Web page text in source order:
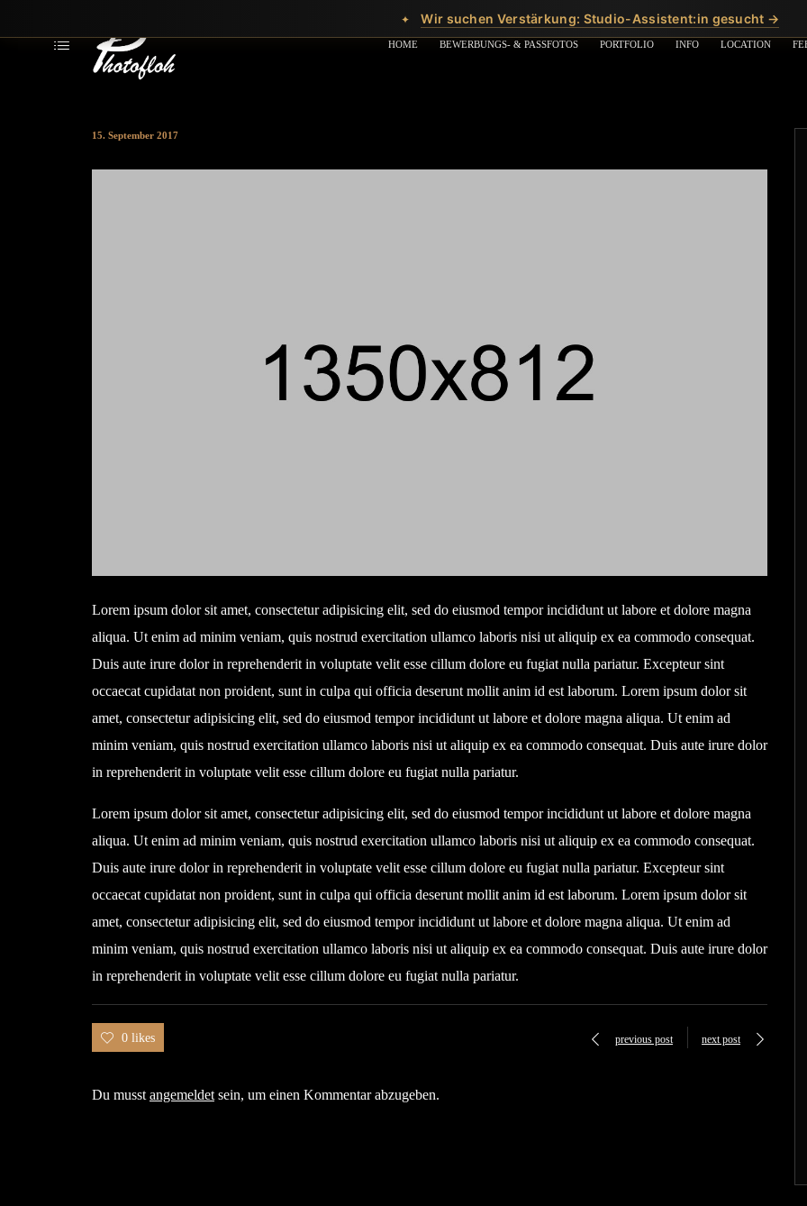
HOME BEWERBUNGS- & PASSFOTOS PORTFOLIO INFO LOCATION
15. September 2017
Lorem ipsum dolor sit amet, consectetur adipisicing elit, sed do eiusmod tempor incididunt ut labore et dolore magna
aliqua. Ut enim ad minim veniam, quis nostrud exercitation ullamco laboris nisi ut aliquip ex ea commodo consequat.
Duis aute irure dolor in reprehenderit in voluptate velit esse cillum dolore eu fugiat nulla pariatur. Excepteur sint
occaecat cupidatat non proident, sunt in culpa qui officia deserunt mollit anim id est laborum. Lorem ipsum dolor sit
amet, consectetur adipisicing elit, sed do eiusmod tempor incididunt ut labore et dolore magna aliqua. Ut enim ad
minim veniam, quis nostrud exercitation ullamco laboris nisi ut aliquip ex ea commodo consequat. Duis aute irure dolor
in reprehenderit in voluptate velit esse cillum dolore eu fugiat nulla pariatur.
Lorem ipsum dolor sit amet, consectetur adipisicing elit, sed do eiusmod tempor incididunt ut labore et dolore magna
aliqua. Ut enim ad minim veniam, quis nostrud exercitation ullamco laboris nisi ut aliquip ex ea commodo consequat.
Duis aute irure dolor in reprehenderit in voluptate velit esse cillum dolore eu fugiat nulla pariatur. Excepteur sint
occaecat cupidatat non proident, sunt in culpa qui officia deserunt mollit anim id est laborum. Lorem ipsum dolor sit
amet, consectetur adipisicing elit, sed do eiusmod tempor incididunt ut labore et dolore magna aliqua. Ut enim ad
minim veniam, quis nostrud exercitation ullamco laboris nisi ut aliquip ex ea commodo consequat. Duis aute irure dolor
in reprehenderit in voluptate velit esse cillum dolore eu fugiat nulla pariatur.
0 likes previous post next post
Du musst angemeldet sein, um einen Kommentar abzugeben.
✦ Wir suchen Verstärkung: Studio-Assistent:in gesucht →